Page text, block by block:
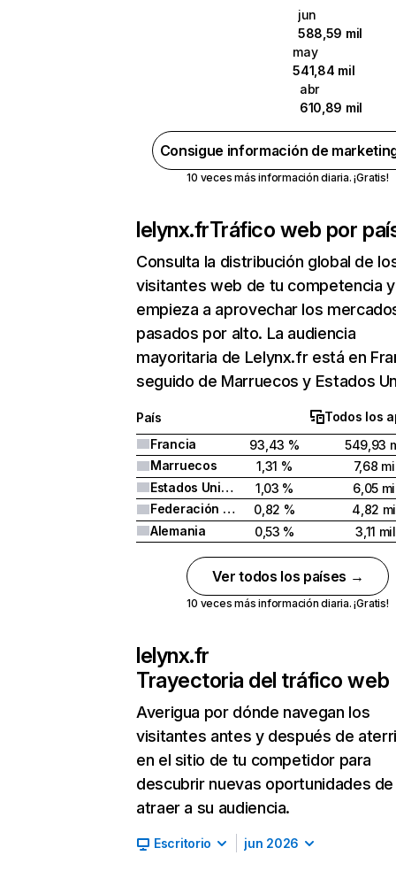
jun
588,59 mil
may
541,84 mil
abr
610,89 mil
Consigue información de
10 veces más información diaria. ¡Gratis!
lelynx.frTráfico web por
Consulta la distribución global de
visitantes web de tu competencia y
empieza a aprovechar los
pasados por alto. La audiencia
mayoritaria de Lelynx.fr está en
seguido de Marruecos y Estados
País
Todos los
Francia
93,43 %
549,93
Marruecos
1,31 %
7,68
Estados Unidos
1,03 %
6,05
Federación Rusa
0,82 %
4,82
Alemania
0,53 % 3,11 mil
Ver todos los países →
10 veces más información diaria. ¡Gratis!
lelynx.fr
Trayectoria del tráfico web
Averigua por dónde navegan los
visitantes antes y después de
en el sitio de tu competidor para
descubrir nuevas oportunidades de
atraer a su audiencia.
Escritorio jun 2026